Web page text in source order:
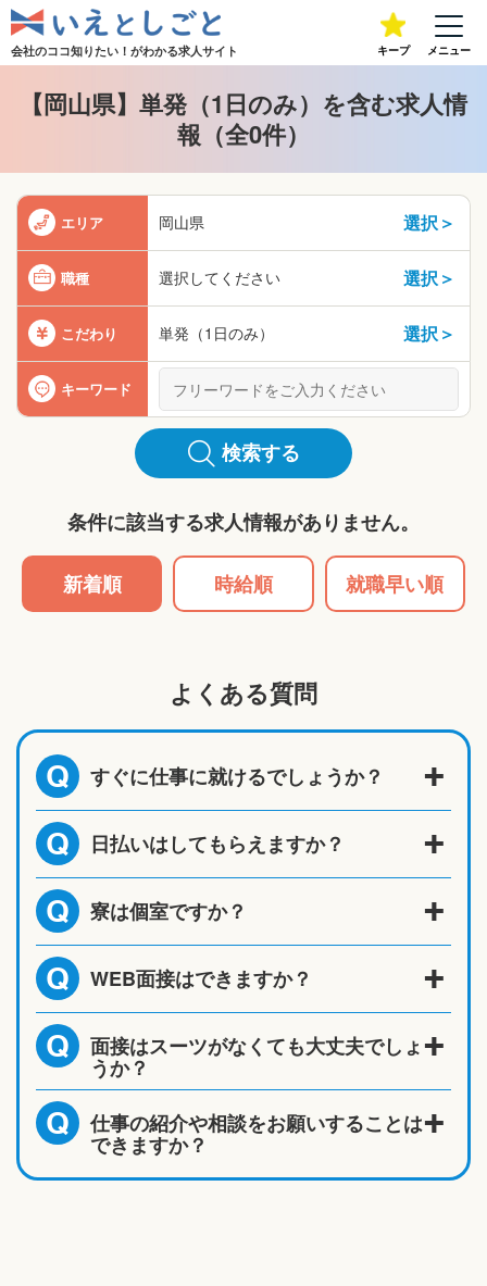
会社のココ知りたい！がわかる求人サイト キープ メニュー
【岡山県】単発（1日のみ）を含む求人情
報（全0件）
エリア 岡山県 選択＞
職種 選択してください 選択＞
こだわり 単発（1日のみ） 選択＞
キーワード
検索する
条件に該当する求人情報がありません。
新着順 時給順 就職早い順
よくある質問
Q すぐに仕事に就けるでしょうか？
Q 日払いはしてもらえますか？
Q 寮は個室ですか？
Q WEB面接はできますか？
Q 面接はスーツがなくても大丈夫でしょ
うか？
Q 仕事の紹介や相談をお願いすることは
できますか？